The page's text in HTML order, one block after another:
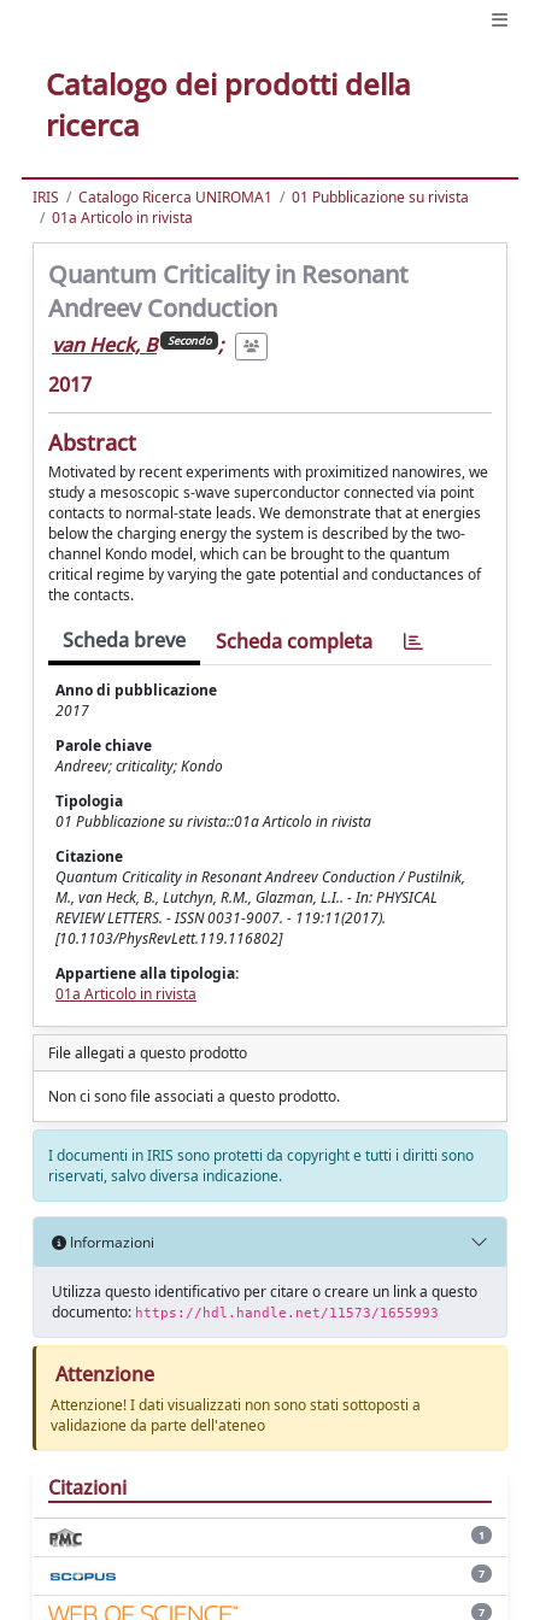
Catalogo dei prodotti della
ricerca
IRIS Catalogo Ricerca UNIROMA1
01 Pubblicazione su rivista
01a Articolo in rivista
Quantum Criticality in Resonant
Andreev Conduction
van Heck, B Secondo ;
2017
Abstract
Motivated by recent experiments with proximitized nanowires, we
study a mesoscopic s-wave superconductor connected via point
contacts to normal-state leads. We demonstrate that at energies
below the charging energy the system is described by the two-
channel Kondo model, which can be brought to the quantum
critical regime by varying the gate potential and conductances of
the contacts.
Scheda breve Scheda completa
Anno di pubblicazione
2017
Parole chiave
Andreev; criticality; Kondo
Tipologia
01 Pubblicazione su rivista::01a Articolo in rivista
Citazione
Quantum Criticality in Resonant Andreev Conduction / Pustilnik,
M., van Heck, B., Lutchyn, R.M., Glazman, L.I.. - In: PHYSICAL
REVIEW LETTERS. - ISSN 0031-9007. - 119:11(2017).
[10.1103/PhysRevLett.119.116802]
Appartiene alla tipologia:
01a Articolo in rivista
File allegati a questo prodotto
Non ci sono file associati a questo prodotto.
I documenti in IRIS sono protetti da copyright e tutti i diritti sono
riservati, salvo diversa indicazione.
Informazioni
Utilizza questo identificativo per citare o creare un link a questo
documento: https://hdl.handle.net/11573/1655993
Attenzione
Attenzione! I dati visualizzati non sono stati sottoposti a
validazione da parte dell'ateneo
Citazioni
1
7
7